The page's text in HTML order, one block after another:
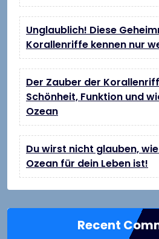
Unglaublich! Diese
Korallenriffe kennen nur
Der Zauber der
Schönheit, Funktion und
Ozean
Du wirst nicht glauben,
Ozean für dein Leben ist!
Recent